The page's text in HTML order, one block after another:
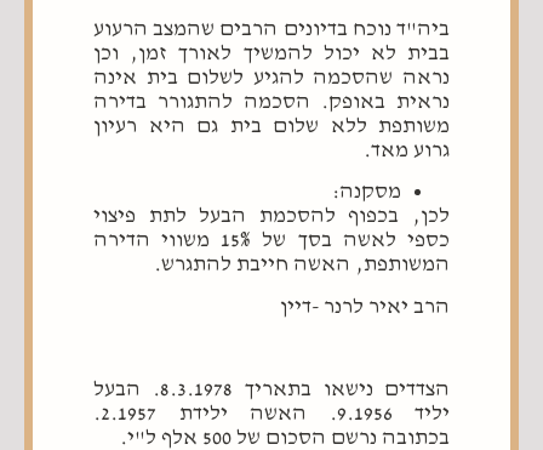
ביה"ד נוכח בדיונים הרבים שהמצב הרעוע
בבית לא יכול להמשיך לאורך זמן, וכן
נראה שהסכמה להגיע לשלום בית אינה
נראית באופק. הסכמה להתגורר בדירה
משותפת ללא שלום בית גם היא רעיון
גרוע מאד.
מסקנה:
לכן, בכפוף להסכמת הבעל לתת פיצוי
כספי לאשה בסך של 15% משווי הדירה
המשותפת, האשה חייבת להתגרש.
הרב יאיר לרנר -דיין
הצדדים נישאו בתאריך 8.3.1978. הבעל
יליד 9.1956. האשה ילידת 2.1957.
בכתובה נרשם הסכום של 500 אלף ל"י.